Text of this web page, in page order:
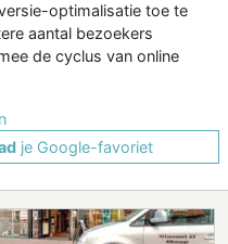
optimalisatie toe te
aantal bezoekers
de cyclus van online
je Google-favoriet